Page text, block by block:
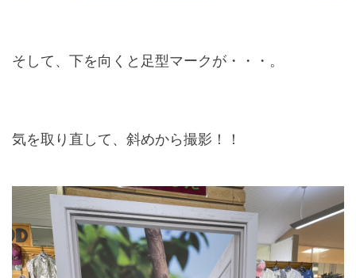
そして、下を向くと足型マークが・・・。
気を取り直して、斜めから撮影！！